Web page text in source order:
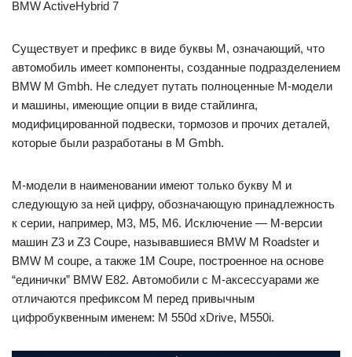
BMW ActiveHybrid 7
Существует и префикс в виде буквы M, означающий, что
автомобиль имеет компоненты, созданные подразделением
BMW M Gmbh. Не следует путать полноценные М-модели
и машины, имеющие опции в виде стайлинга,
модифицированной подвески, тормозов и прочих деталей,
которые были разработаны в M Gmbh.
М-модели в наименовании имеют только букву М и
следующую за ней цифру, обозначающую принадлежность
к серии, например, М3, М5, М6. Исключение — М-версии
машин Z3 и Z3 Coupe, называвшиеся BMW M Roadster и
BMW M coupe, а также 1M Coupe, построенное на основе
“единички” BMW E82. Автомобили с М-аксессуарами же
отличаются префиксом М перед привычным
цифробуквенным именем: M 550d xDrive, M550i.